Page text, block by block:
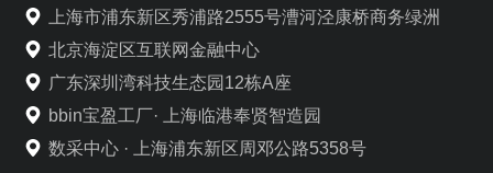
上海市浦东新区秀浦路2555号漕河泾康桥商务绿洲
北京海淀区互联网金融中心
广东深圳湾科技生态园12栋A座
bbin宝盈工厂· 上海临港奉贤智造园
数采中心 · 上海浦东新区周邓公路5358号